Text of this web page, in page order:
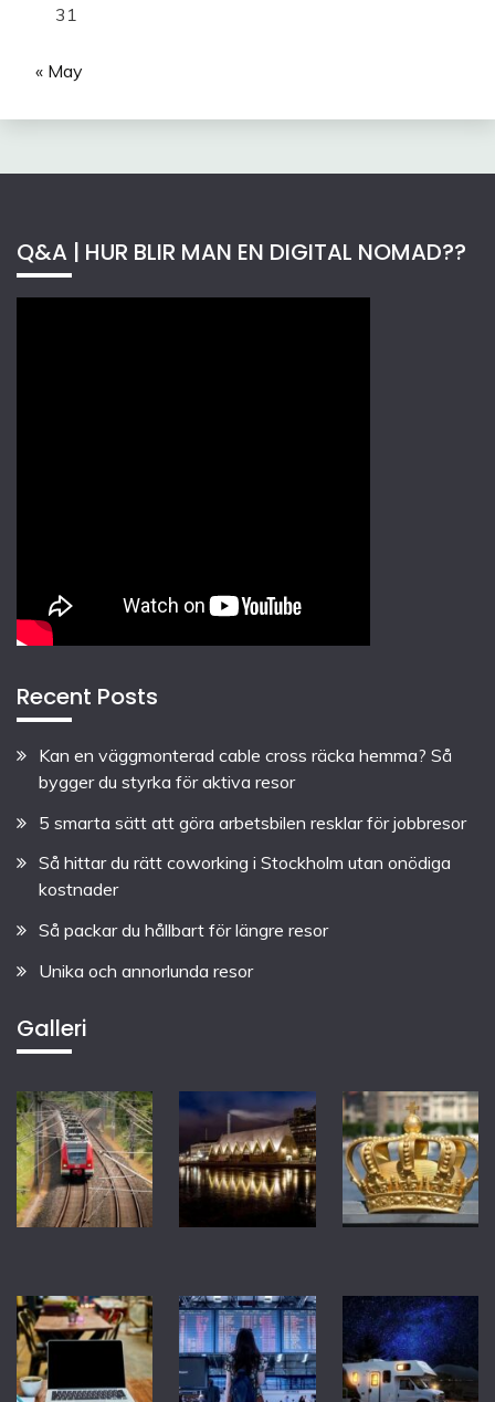
31
« May
Q&A | HUR BLIR MAN EN DIGITAL NOMAD??
Recent Posts
Kan en väggmonterad cable cross räcka hemma? Så
bygger du styrka för aktiva resor
5 smarta sätt att göra arbetsbilen resklar för jobbresor
Så hittar du rätt coworking i Stockholm utan onödiga
kostnader
Så packar du hållbart för längre resor
Unika och annorlunda resor
Galleri